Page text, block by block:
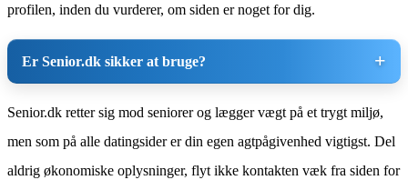
profilen, inden du vurderer, om siden er noget for dig.
Er Senior.dk sikker at bruge?
Senior.dk retter sig mod seniorer og lægger vægt på et trygt miljø,
men som på alle datingsider er din egen agtpågivenhed vigtigst. Del
aldrig økonomiske oplysninger, flyt ikke kontakten væk fra siden for